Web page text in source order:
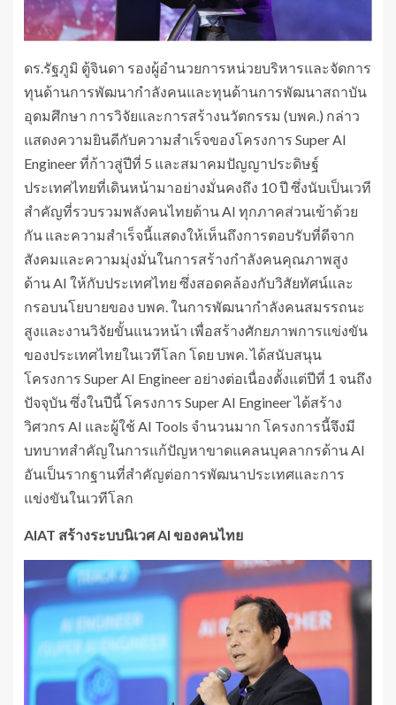
ดร.รัฐภูมิ ตู้จินดา รองผู้อำนวยการหน่วยบริหารและจัดการ
ทุนด้านการพัฒนากำลังคนและทุนด้านการพัฒนาสถาบัน
อุดมศึกษา การวิจัยและการสร้างนวัตกรรม (บพค.) กล่าว
แสดงความยินดีกับความสำเร็จของโครงการ Super AI
Engineer ที่ก้าวสู่ปีที่ 5 และสมาคมปัญญาประดิษฐ์
ประเทศไทยที่เดินหน้ามาอย่างมั่นคงถึง 10 ปี ซึ่งนับเป็นเวที
สำคัญที่รวบรวมพลังคนไทยด้าน AI ทุกภาคส่วนเข้าด้วย
กัน และความสำเร็จนี้แสดงให้เห็นถึงการตอบรับที่ดีจาก
สังคมและความมุ่งมั่นในการสร้างกำลังคนคุณภาพสูง
ด้าน AI ให้กับประเทศไทย ซึ่งสอดคล้องกับวิสัยทัศน์และ
กรอบนโยบายของ บพค. ในการพัฒนากำลังคนสมรรถนะ
สูงและงานวิจัยขั้นแนวหน้า เพื่อสร้างศักยภาพการแข่งขัน
ของประเทศไทยในเวทีโลก โดย บพค. ได้สนับสนุน
โครงการ Super AI Engineer อย่างต่อเนื่องตั้งแต่ปีที่ 1 จนถึง
ปัจจุบัน ซึ่งในปีนี้ โครงการ Super AI Engineer ได้สร้าง
วิศวกร AI และผู้ใช้ AI Tools จำนวนมาก โครงการนี้จึงมี
บทบาทสำคัญในการแก้ปัญหาขาดแคลนบุคลากรด้าน AI
อันเป็นรากฐานที่สำคัญต่อการพัฒนาประเทศและการ
แข่งขันในเวทีโลก
AIAT สร้างระบบนิเวศ AI ของคนไทย